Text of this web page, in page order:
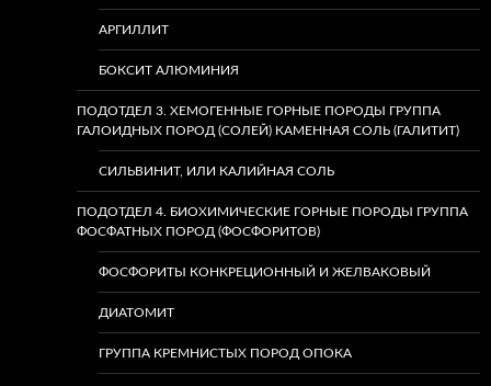
АРГИЛЛИТ
БОКСИТ АЛЮМИНИЯ
ПОДОТДЕЛ 3. ХЕМОГЕННЫЕ ГОРНЫЕ ПОРОДЫ ГРУППА
ГАЛОИДНЫХ ПОРОД (СОЛЕЙ) КАМЕННАЯ СОЛЬ (ГАЛИТИТ)
СИЛЬВИНИТ, ИЛИ КАЛИЙНАЯ СОЛЬ
ПОДОТДЕЛ 4. БИОХИМИЧЕСКИЕ ГОРНЫЕ ПОРОДЫ ГРУППА
ФОСФАТНЫХ ПОРОД (ФОСФОРИТОВ)
ФОСФОРИТЫ КОНКРЕЦИОННЫЙ И ЖЕЛВАКОВЫЙ
ДИАТОМИТ
ГРУППА КРЕМНИСТЫХ ПОРОД ОПОКА